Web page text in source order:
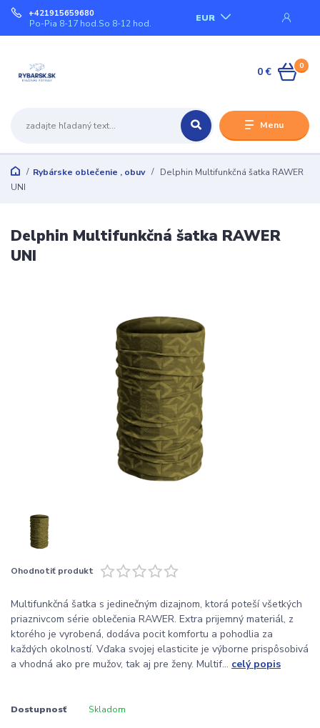
Menu
EUR
+421915659680
Po-Pia 8-17 hod.So 8-12 hod.
0
0 €
Rybárske oblečenie , obuv
Delphin Multifunkčná šatka RAWER
UNI
Delphin Multifunkčná šatka RAWER
UNI
Ohodnotiť produkt
Multifunkčná šatka s jedinečným dizajnom, ktorá poteší všetkých
priaznivcom série oblečenia RAWER. Extra prijemný materiál, z
ktorého je vyrobená, dodáva pocit komfortu a pohodlia za
každých okolností. Vďaka svojej elasticite je výborne prispôsobivá
a vhodná ako pre mužov, tak aj pre ženy. Multif... celý popis
Dostupnosť Skladom